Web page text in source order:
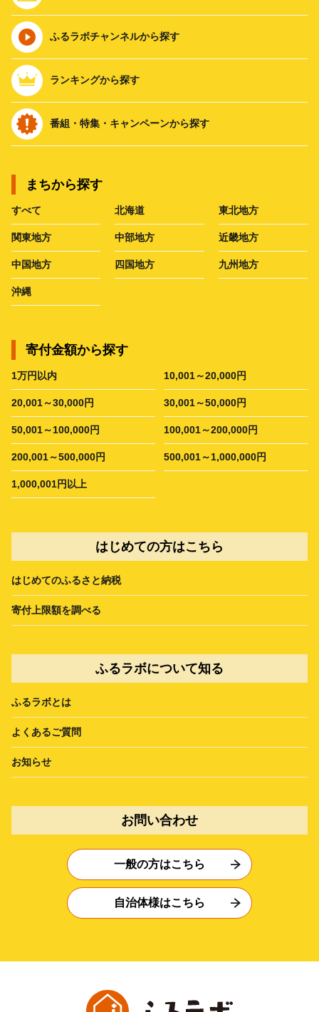
ふるラボチャンネルから探す
ランキングから探す
番組・特集・キャンペーンから探す
まちから探す
すべて 北海道 東北地方
関東地方 中部地方 近畿地方
中国地方 四国地方 九州地方
沖縄
寄付金額から探す
1万円以内 10,001～20,000円
20,001～30,000円 30,001～50,000円
50,001～100,000円 100,001～200,000円
200,001～500,000円 500,001～1,000,000円
1,000,001円以上
はじめての方はこちら
はじめてのふるさと納税
寄付上限額を調べる
ふるラボについて知る
ふるラボとは
よくあるご質問
お知らせ
お問い合わせ
一般の方はこちら
自治体様はこちら